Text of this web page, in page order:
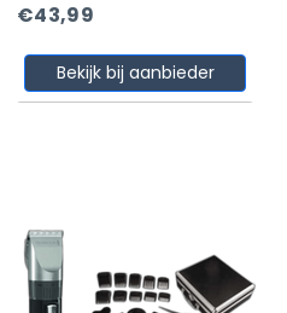
€43,99
Bekijk bij aanbieder